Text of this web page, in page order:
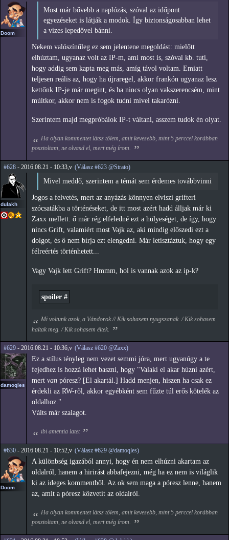
Doom
Most már bővebb a naplózás, szóval az időpont
egyezéseket is látják a modok. Így biztonságosabban lehet
a vizes lepedővel bánni.
Nekem valószínűleg ez sem jelentene megoldást: mielőtt
elhúztam, ugyanaz volt az IP-m, ami most is, szóval kb. tuti,
hogy addig sem kapta meg más, amíg távol voltam. Emiatt
teljesen reális az, hogy ha újraregel, akkor frankón ugyanaz lesz
kettőnk IP-je már megint, és ha nincs olyan vakszerencsém, mint
múltkor, akkor nem is fogok tudni mivel takarózni.
Szerintem majd megpróbálok IP-t váltani, asszem tudok én olyat.
Ha olyan kommentet látsz tőlem, amit kevesebb, mint 5 perccel korábban
posztoltam, ne olvasd el, mert még írom.
#628 - 2016.08.21 - 10:33,v (Válasz #623 @Strato)
dulakh
Mivel meddő, szerintem a témát sem érdemes továbbvinni
Jogos a felvetés, mert az anyázás könnyen elviszi grifteri
szócsatákba a történéseket, de itt most azért hadd álljak már ki
Zaxx mellett: ő már rég elfeledné ezt a hülyeséget, de így, hogy
nincs Grift, valamiért most Vajk az, aki mindig előszedi ezt a
dolgot, és ő nem bírja ezt elengedni. Már letisztáztuk, hogy egy
félreértés történhetett...
Vagy Vajk lett Grift? Hmmm, hol is vannak azok az ip-k?
spoiler #
Mi voltunk azok, a Vándorok.// Kik sohasem nyugszanak. / Kik sohasem
haltak meg. / Kik sohasem éltek.
#629 - 2016.08.21 - 10:36,v (Válasz #620 @Zaxx)
damoqles
Ez a stílus tényleg nem vezet semmi jóra, mert ugyanúgy a te
fejedhez is hozzá lehet baszni, hogy "Valaki el akar húzni azért,
mert van póresz? [El akartál.] Hadd menjen, hiszen ha csak ez
érdekli az RW-ről, akkor egyébként sem fűzte túl erős kötelék az
oldalhoz."
Válts már szalagot.
ibi amentia latet
#630 - 2016.08.21 - 10:52,v (Válasz #629 @damoqles)
Doom
A különbség igazából annyi, hogy én nem elhúzni akartam az
oldalról, hanem a hirirást abbafejezni, még ha ez nem is világlik
ki az ideges kommentből. Az ok sem maga a póresz lenne, hanem
az, amit a póresz közvetít az oldalról.
Ha olyan kommentet látsz tőlem, amit kevesebb, mint 5 perccel korábban
posztoltam, ne olvasd el, mert még írom.